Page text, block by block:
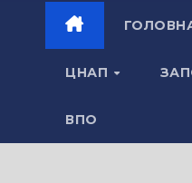
ЦНАП
ВПО